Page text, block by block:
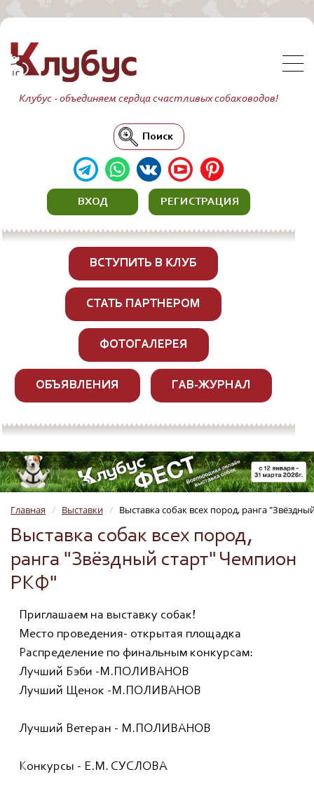
Клубус - объединяем сердца счастливых собаководов!
Поиск
ВХОД РЕГИСТРАЦИЯ
ВСТУПИТЬ В КЛУБ
СТАТЬ ПАРТНЕРОМ
ФОТОГАЛЕРЕЯ
ОБЪЯВЛЕНИЯ ГАВ-ЖУРНАЛ
Главная / Выставки / Выставка собак всех пород, ранга
Выставка собак всех пород,
ранга "Звёздный старт" Чемпион
РКФ"
Приглашаем на выставку собак!
Место проведения- открытая площадка
Распределение по финальным конкурсам:
Лучший Бэби -М.ПОЛИВАНОВ
Лучший Щенок -М.ПОЛИВАНОВ
Лучший Ветеран - М.ПОЛИВАНОВ
Конкурсы - Е.М. СУСЛОВА